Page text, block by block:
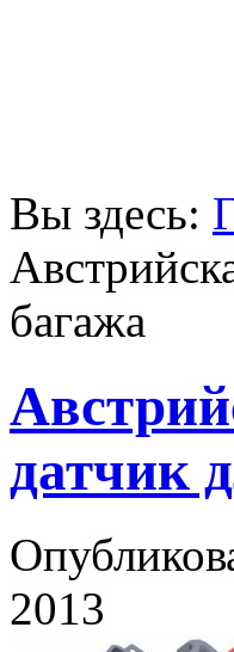
Вы здесь:
багажа
датчик
2013